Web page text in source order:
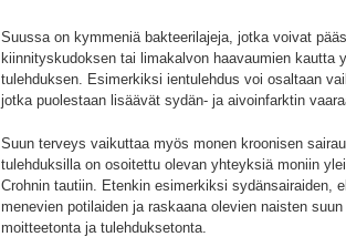
Suussa on kymmeniä bakteerilajeja, jotka voivat
kiinnityskudoksen tai limakalvon haavaumien kautta
tulehduksen. Esimerkiksi ientulehdus voi osaltaan
jotka puolestaan lisäävät sydän- ja aivoinfarktin
Suun terveys vaikuttaa myös monen kroonisen
tulehduksilla on osoitettu olevan yhteyksiä moniin
Crohnin tautiin. Etenkin esimerkiksi sydänsairaiden,
menevien potilaiden ja raskaana olevien naisten
moitteetonta ja tulehduksetonta.